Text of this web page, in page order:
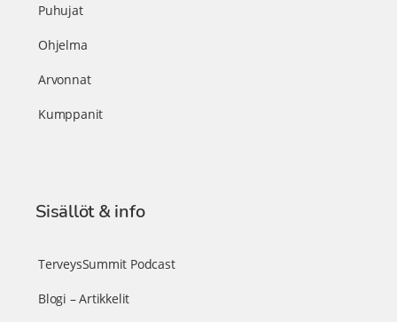
Puhujat
Ohjelma
Arvonnat
Kumppanit
Sisällöt & info
TerveysSummit Podcast
Blogi – Artikkelit